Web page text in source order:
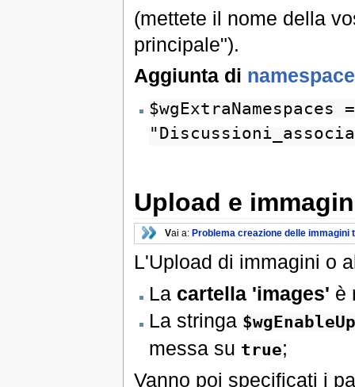
(mettete il nome della
principale").
Aggiunta di
Upload e
Vai a: Problema creazione delle immagini
L'Upload di immagini o
La cartella 'images' è
La stringa
messa su true;
Vanno poi specificati i